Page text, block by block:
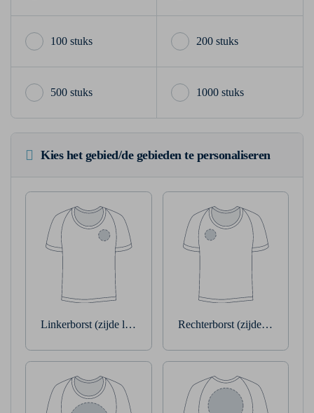
100 stuks 200 stuks
500 stuks 1000 stuks
Kies het gebied/de gebieden te personaliseren
Linkerborst (zijde linkerarm) Rechterborst (zijde